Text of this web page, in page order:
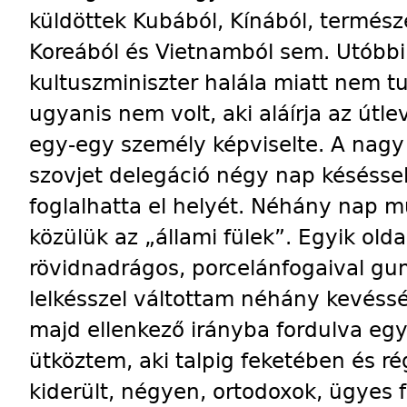
küldöttek Kubából, Kínából,
Koreából és Vietnamból sem.
kultuszminiszter halála miatt nem
ugyanis nem volt, aki aláírja az
egy-egy személy képviselte. A
szovjet delegáció négy nap
foglalhatta el helyét. Néhány nap
közülük az „állami fülek”. Egyik
rövidnadrágos, porcelánfogaival
lelkésszel váltottam néhány
majd ellenkező irányba fordulva
ütköztem, aki talpig feketében és
kiderült, négyen, ortodoxok, ügyes